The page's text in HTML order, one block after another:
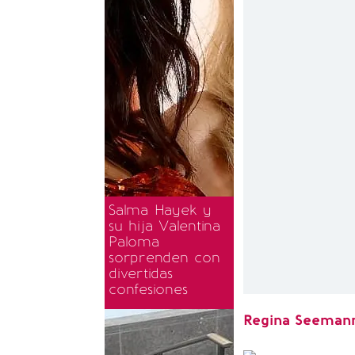
Salma Hayek y
su hija Valentina
Paloma
sorprenden con
divertidas
confesiones
Regina